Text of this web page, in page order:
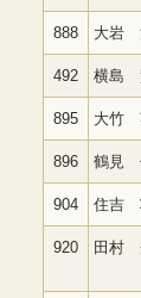
888 大岩
492 横島
895 大竹
896 鶴見
904 住吉
920 田村